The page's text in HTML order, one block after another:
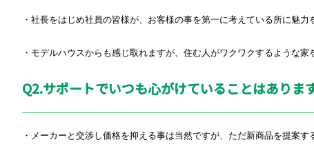
・社長をはじめ社員の皆様が、お客様の事を第一に考えている所に魅力
・モデルハウスからも感じ取れますが、住む人がワクワクするような
Q2.サポートでいつも心がけていることはありま
・メーカーと交渉し価格を抑える事は当然ですが、ただ新商品を提案